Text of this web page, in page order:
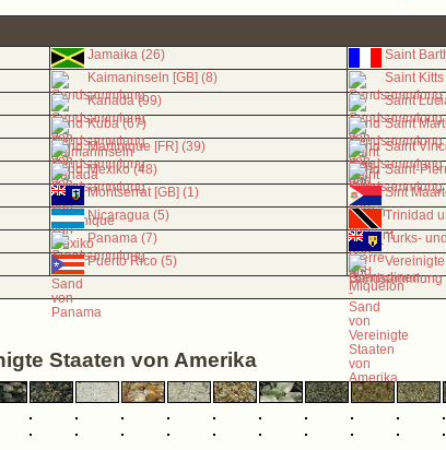
Jamaika (26)
Saint
Kaimaninseln [GB] (8)
Saint
Kanada (99)
Saint
Kuba (67)
Saint
Martinique [FR] (39)
Saint
Mexiko (48)
Saint-
Montserrat [GB] (1)
Sint
Nicaragua (5)
Trinidad
Panama (7)
Turks-
Puerto Rico (5)
Staaten von Amerika